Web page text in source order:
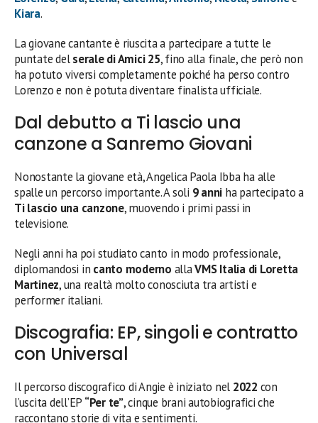
Kiara.
La giovane cantante è riuscita a partecipare a tutte le
puntate delserale di Amici 25, fino alla finale, che però non
ha potuto viversi completamente poiché ha perso contro
Lorenzo e non è potuta diventare finalista ufficiale.
Dal debutto a Ti lascio una
canzone a Sanremo Giovani
Nonostante la giovane età, Angelica Paola Ibba ha alle
spalle un percorso importante. A soli 9 anni ha partecipato a
Ti lascio una canzone, muovendo i primi passi in
televisione.
Negli anni ha poi studiato canto in modo professionale,
diplomandosi in canto moderno allaVMS Italia di Loretta
Martinez, una realtà molto conosciuta tra artisti e
performer italiani.
Discografia: EP, singoli e contratto
con Universal
Il percorso discografico di Angie è iniziato nel 2022 con
l’uscita dell’EP “Per te”, cinque brani autobiografici che
raccontano storie di vita e sentimenti.